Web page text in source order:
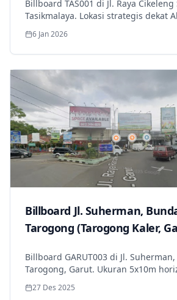
Billboard TAS001 di Jl. Raya
Tasikmalaya. Lokasi strategis dekat
Pasar Singaparna dengan visibilitas
pencahayaan optimal.
6 Jan 2026
Billboard Jl. Suherman,
Tarogong (Tarogong Kaler,
Billboard GARUT003 di Jl.
Tarogong, Garut. Ukuran 5x10m
dekat Pasar Tarogong & akses
±52.000/hari.
27 Des 2025